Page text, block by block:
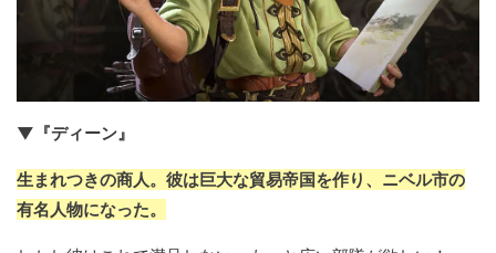
▼『ディーン』
生まれつきの商人。彼は巨大な貿易帝国を作り、ニベル市の
有名人物になった。